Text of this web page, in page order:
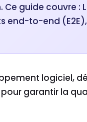
Ce guide couvre :
end-to-end
logiciel,
garantir la